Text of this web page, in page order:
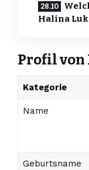
Halina
Profil von
Kategorie
Name
Geburtsname